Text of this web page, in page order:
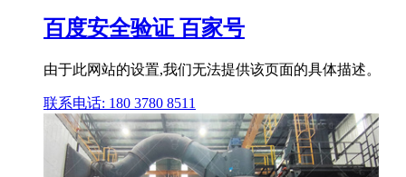
百度安全验证 百家号
由于此网站的设置,我们无法提供该页面的具体描述。
联系电话: 180 3780 8511